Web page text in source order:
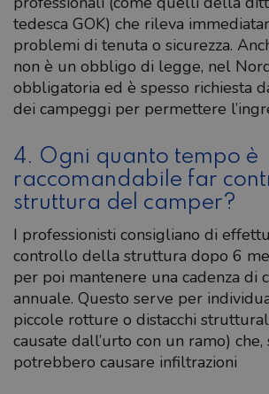
tedesca GOK) che rileva
problemi di tenuta o sicurezza.
non è un obbligo di legge, nel
obbligatoria ed è spesso richiesta
dei campeggi per permettere
4. Ogni quanto tempo è
raccomandabile far
struttura del camper?
I professionisti consigliano di
controllo della struttura dopo 6
per poi mantenere una cadenza di
annuale. Questo serve per
piccole rotture o distacchi
causate dall’urto con un ramo) che,
potrebbero causare infiltrazioni